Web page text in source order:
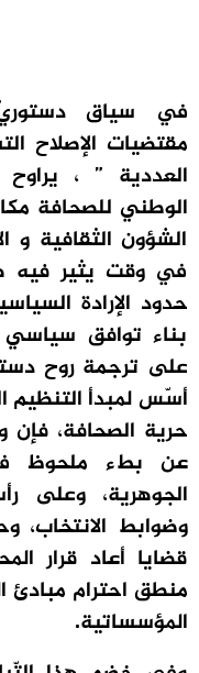
في سياق
مقتضيات الإصلاح
العددية ” ،
الوطني للصحافة
الشؤون الثقافية و
في وقت يثير فيه
حدود الإرادة
بناء توافق
أسّس لمبدأ التنظيم
حرية الصحافة،
عن بطء ملحوظ
الجوهرية، وعلى
وضوابط الانتخاب،
قضايا أعاد قرار
منطق احترام مبادئ
المؤسساتية.